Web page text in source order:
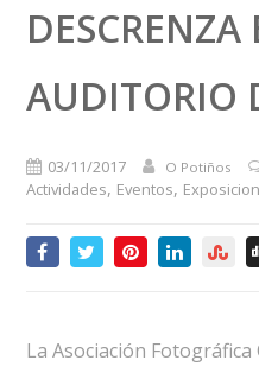
DESCRENZA
AUDITORIO
03/11/2017 O Potiños
Actividades, Eventos,
La Asociación